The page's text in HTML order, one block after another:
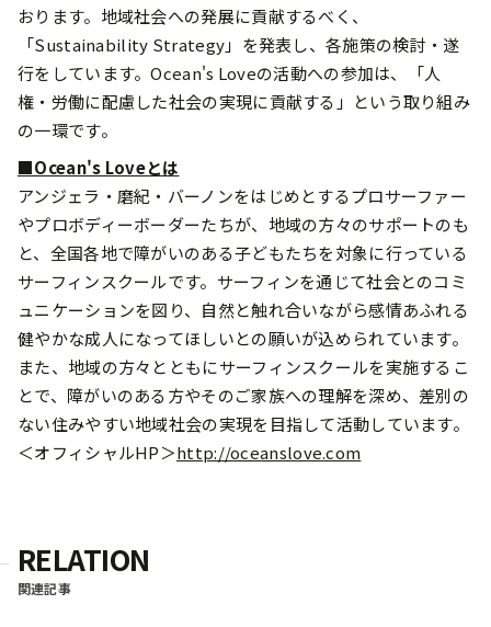
おります。地域社会への発展に貢献するべく、
「Sustainability Strategy」を発表し、各施策の検討・遂
行をしています。Ocean's Loveの活動への参加は、「人
権・労働に配慮した社会の実現に貢献する」という取り組み
の一環です。
■Ocean's Loveとは
アンジェラ・磨紀・バーノンをはじめとするプロサーファー
やプロボディーボーダーたちが、地域の方々のサポートのも
と、全国各地で障がいのある子どもたちを対象に行っている
サーフィンスクールです。サーフィンを通じて社会とのコミ
ュニケーションを図り、自然と触れ合いながら感情あふれる
健やかな成人になってほしいとの願いが込められています。
また、地域の方々とともにサーフィンスクールを実施するこ
とで、障がいのある方やそのご家族への理解を深め、差別の
ない住みやすい地域社会の実現を目指して活動しています。
＜オフィシャルHP＞http://oceanslove.com
RELATION
関連記事